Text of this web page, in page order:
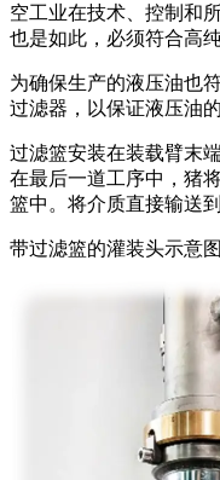
空工业在技术、控制和
也是如此，必须符合高
为确保生产的液压油也
过滤器，以保证液压油
过滤篮安装在装载臂末
在最后一道工序中，猪
篮中。将介质直接输送
带过滤篮的灌装头示意图